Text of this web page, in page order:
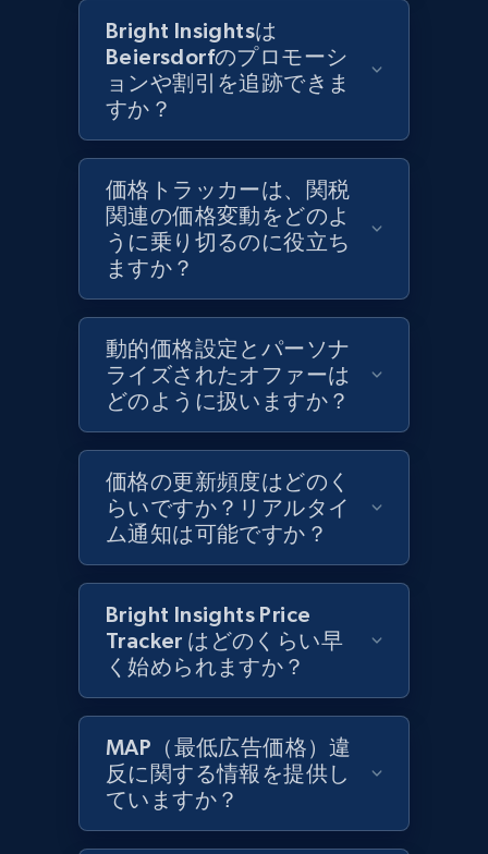
and more.
175+ 今すぐ始める
Target - Discover products by category url
URL, Product id, Title, Product description,
Rating, Reviews count, Initial price, Discount,
and more.
1.3K+ 175+ 今すぐ始める
Target - Discover products by specified
UPC
URL, Product id, Title, Product description,
Rating, Reviews count, Initial price, Discount,
and more.
Zara - Products
Category id, Product id, Product name, Price,
Currency, Colour code, Colour, Description, and
Bright Insightsは
Beiersdorfのプロモーシ
ョンや割引を追跡できま
すか？
価格トラッカーは、関税
関連の価格変動をどのよ
うに乗り切るのに役立ち
ますか？
動的価格設定とパーソナ
ライズされたオファーは
どのように扱いますか？
価格の更新頻度はどのく
らいですか？リアルタイ
ム通知は可能ですか？
Bright Insights Price
Tracker はどのくらい早
く始められますか？
MAP（最低広告価格）違
反に関する情報を提供し
ていますか？